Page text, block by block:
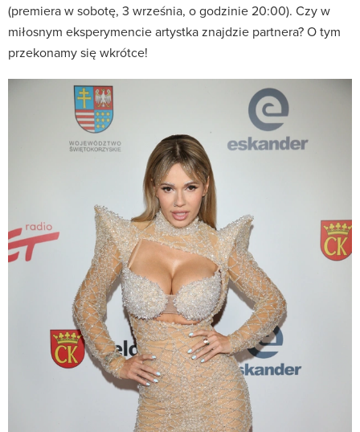
(premiera w sobotę, 3 września, o godzinie 20:00). Czy w
miłosnym eksperymencie artystka znajdzie partnera? O tym
przekonamy się wkrótce!